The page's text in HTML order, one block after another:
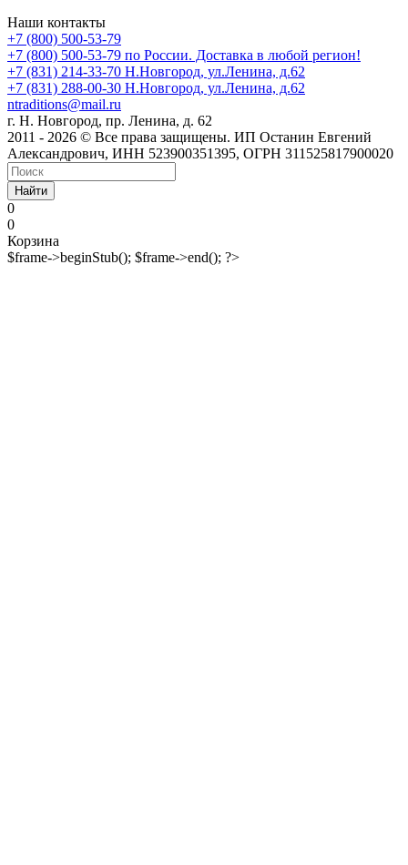
Наши контакты
+7 (800) 500-53-79
+7 (800) 500-53-79 по России. Доставка в любой регион!
+7 (831) 214-33-70 Н.Новгород, ул.Ленина, д.62
+7 (831) 288-00-30 Н.Новгород, ул.Ленина, д.62
ntraditions@mail.ru
г. Н. Новгород, пр. Ленина, д. 62
2011 - 2026 © Все права защищены. ИП Останин Евгений
Александрович, ИНН 523900351395, ОГРН 311525817900020
Найти
0
0
Корзина
$frame->beginStub(); $frame->end(); ?>